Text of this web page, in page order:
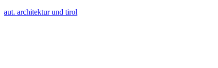
aut. architektur und tirol